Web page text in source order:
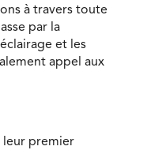
à travers toute
par la
et les
appel aux
leur premier